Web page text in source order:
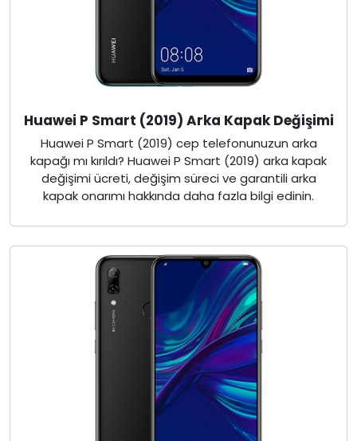
Huawei P Smart (2019) Arka Kapak Değişimi
Huawei P Smart (2019) cep telefonunuzun arka
kapağı mı kırıldı? Huawei P Smart (2019) arka kapak
değişimi ücreti, değişim süreci ve garantili arka
kapak onarımı hakkında daha fazla bilgi edinin.